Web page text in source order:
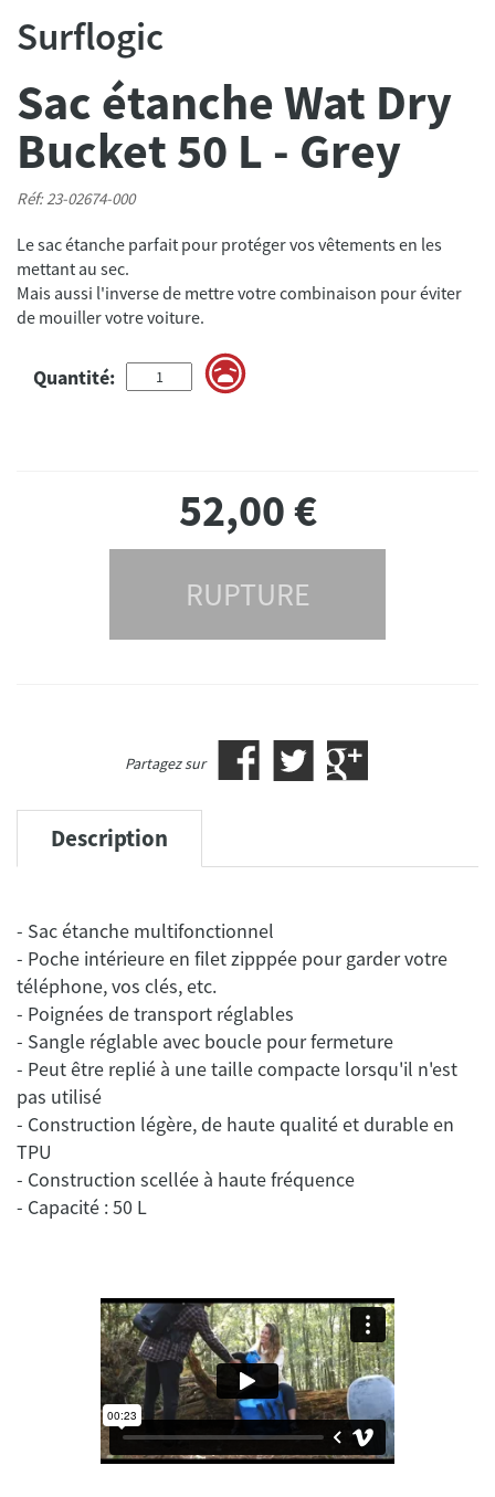
Surflogic
Sac étanche Wat Dry
Bucket 50 L - Grey
Réf: 23-02674-000
Le sac étanche parfait pour protéger vos vêtements en les
mettant au sec.
Mais aussi l'inverse de mettre votre combinaison pour éviter
de mouiller votre voiture.
Quantité:
52,00€
RUPTURE
Partagez sur
Description
- Sac étanche multifonctionnel
- Poche intérieure en filet zipppée pour garder votre
téléphone, vos clés, etc.
- Poignées de transport réglables
- Sangle réglable avec boucle pour fermeture
- Peut être replié à une taille compacte lorsqu'il n'est
pas utilisé
- Construction légère, de haute qualité et durable en
TPU
- Construction scellée à haute fréquence
- Capacité : 50 L